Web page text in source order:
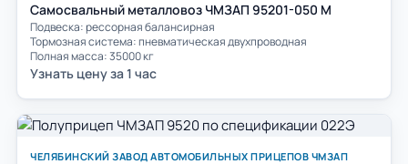
Самосвальный металловоз ЧМЗАП 95201-050 М
Подвеска: рессорная балансирная
Тормозная система: пневматическая двухпроводная
Полная масса: 35000 кг
Узнать цену за 1 час
ЧЕЛЯБИНСКИЙ ЗАВОД АВТОМОБИЛЬНЫХ ПРИЦЕПОВ ЧМЗАП